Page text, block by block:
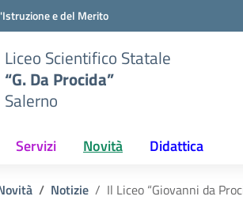
e del Merito
Liceo Scientifico Statale
“G. Da Procida”
Salerno
Servizi Novità Didattica
Notizie Il Liceo “Giovanni da